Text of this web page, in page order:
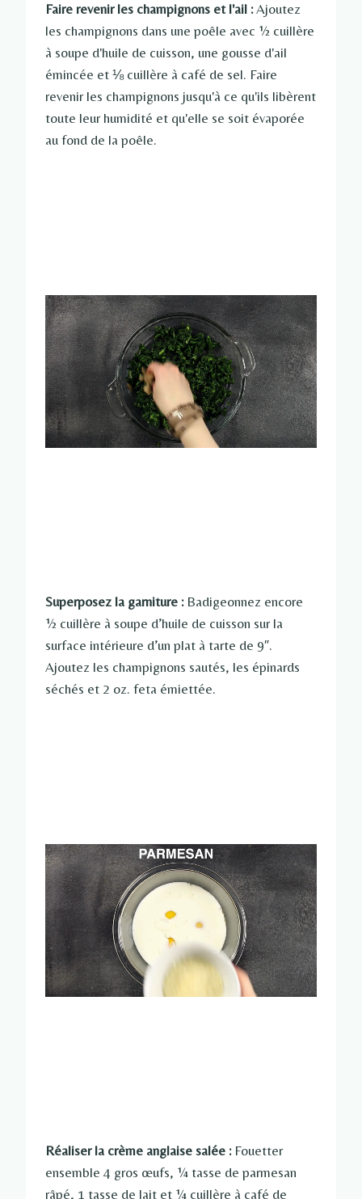
Faire revenir les champignons et l'ail :Ajoutez
les champignons dans une poêle avec ½ cuillère
à soupe d'huile de cuisson, une gousse d'ail
émincée et ⅛ cuillère à café de sel. Faire
revenir les champignons jusqu'à ce qu'ils libèrent
toute leur humidité et qu'elle se soit évaporée
au fond de la poêle.
Superposez la garniture : Badigeonnez encore
½ cuillère à soupe d’huile de cuisson sur la
surface intérieure d’un plat à tarte de 9″.
Ajoutez les champignons sautés, les épinards
séchés et 2 oz. feta émiettée.
Réaliser la crème anglaise salée :Fouetter
ensemble 4 gros œufs, ¼ tasse de parmesan
râpé, 1 tasse de lait et ¼ cuillère à café de